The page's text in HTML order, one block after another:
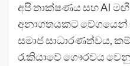
අපි තාක්ෂණය සහ AI
අනාගතයකට වේගයෙන්
සමාජ සාධාරණත්වය,
රැකියාවේ ගෞරවය